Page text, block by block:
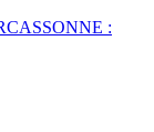
: